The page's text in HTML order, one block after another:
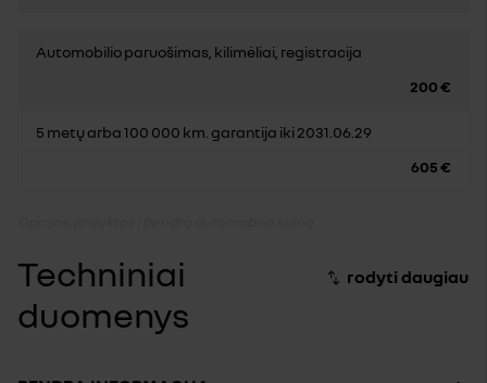
Automobilio paruošimas, kilimėliai, registracija
200 €
5 metų arba 100 000 km. garantija iki 2031.06.29
605 €
Techniniai
duomenys